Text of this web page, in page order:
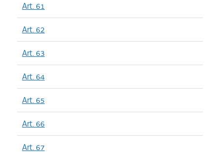
Art. 61
Art. 62
Art. 63
Art. 64
Art. 65
Art. 66
Art. 67